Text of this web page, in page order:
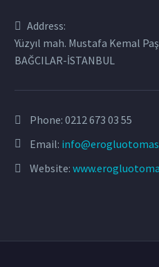
Address:
Yüzyıl mah. Mustafa Kemal
BAĞCILAR-İSTANBUL
Phone: 0212 673 03 55
Email:
Website: